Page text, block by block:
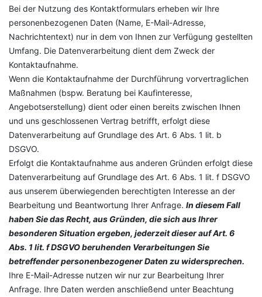
Bei der Nutzung des Kontaktformulars erheben wir Ihre
personenbezogenen Daten (Name, E-Mail-Adresse,
Nachrichtentext) nur in dem von Ihnen zur Verfügung gestellten
Umfang. Die Datenverarbeitung dient dem Zweck der
Kontaktaufnahme.
Wenn die Kontaktaufnahme der Durchführung vorvertraglichen
Maßnahmen (bspw. Beratung bei Kaufinteresse,
Angebotserstellung) dient oder einen bereits zwischen Ihnen
und uns geschlossenen Vertrag betrifft, erfolgt diese
Datenverarbeitung auf Grundlage des Art. 6 Abs. 1 lit. b
DSGVO.
Erfolgt die Kontaktaufnahme aus anderen Gründen erfolgt diese
Datenverarbeitung auf Grundlage des Art. 6 Abs. 1 lit. f DSGVO
aus unserem überwiegenden berechtigten Interesse an der
Bearbeitung und Beantwortung Ihrer Anfrage. In diesem Fall
haben Sie das Recht, aus Gründen, die sich aus Ihrer
besonderen Situation ergeben, jederzeit dieser auf Art. 6
Abs. 1 lit. f DSGVO beruhenden Verarbeitungen Sie
betreffender personenbezogener Daten zu widersprechen.
Ihre E-Mail-Adresse nutzen wir nur zur Bearbeitung Ihrer
Anfrage. Ihre Daten werden anschließend unter Beachtung